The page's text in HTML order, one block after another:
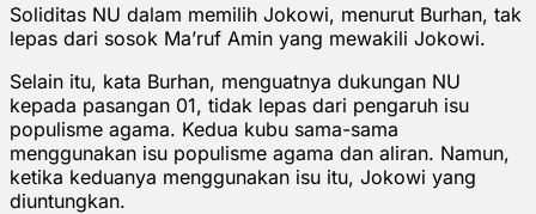
Soliditas NU dalam memilih Jokowi, menurut Burhan, tak
lepas dari sosok Ma’ruf Amin yang mewakili Jokowi.
Selain itu, kata Burhan, menguatnya dukungan NU
kepada pasangan 01, tidak lepas dari pengaruh isu
populisme agama. Kedua kubu sama-sama
menggunakan isu populisme agama dan aliran. Namun,
ketika keduanya menggunakan isu itu, Jokowi yang
diuntungkan.